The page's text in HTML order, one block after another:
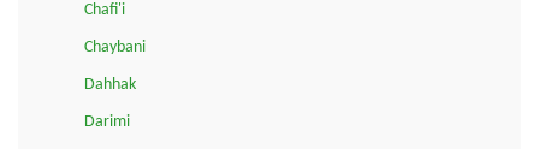
Chafi'i
Chaybani
Dahhak
Darimi